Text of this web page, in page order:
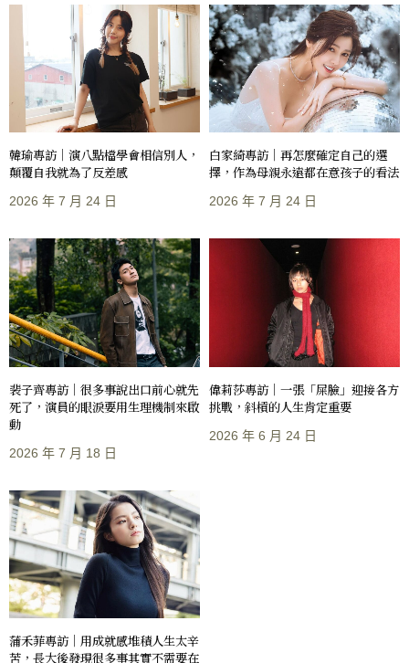
韓瑜專訪｜演八點檔學會相信別人，
顛覆自我就為了反差感
2026 年 7 月 24 日
白家綺專訪｜再怎麼確定自己的選
擇，作為母親永遠都在意孩子的看法
2026 年 7 月 24 日
裴子齊專訪｜很多事說出口前心就先
死了，演員的眼淚要用生理機制來啟
動
2026 年 7 月 18 日
偉莉莎專訪｜一張「屎臉」迎接各方
挑戰，斜槓的人生肯定重要
2026 年 6 月 24 日
蒲禾菲專訪｜用成就感堆積人生太辛
苦，長大後發現很多事其實不需要在